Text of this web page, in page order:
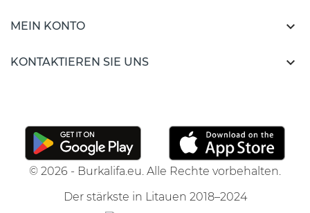
MEIN KONTO 
KONTAKTIEREN SIE UNS 
© 2026 - Burkalifa.eu. Alle Rechte vorbehalten.
Der stärkste in Litauen 2018–2024